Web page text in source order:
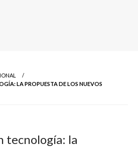
LA PROPUESTA DE LOS NUEVOS
tecnología: la